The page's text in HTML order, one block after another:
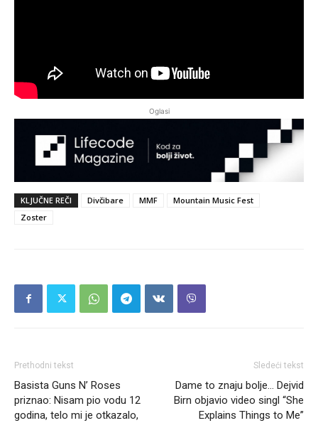
Oglasi
KLJUČNE REČI Divčibare MMF
Mountain Music Fest
Zoster
Prethodni tekst
Basista Guns N’ Roses
priznao: Nisam pio vodu 12
godina, telo mi je otkazalo,
Sledeći tekst
Dame to znaju bolje… Dejvid
Birn objavio video singl “She
Explains Things to Me”